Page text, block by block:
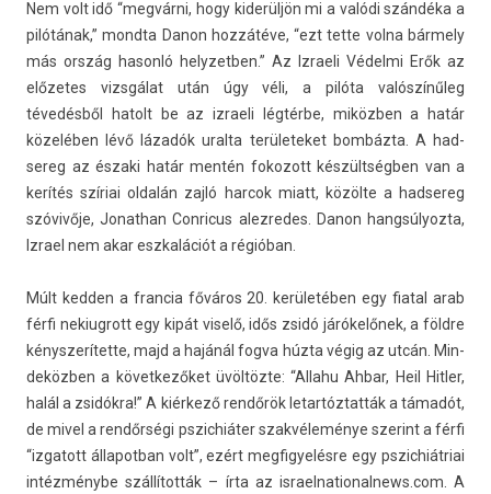
Nem volt idő “megvárni, hogy kiderüljön mi a valódi szándéka a
pilótának,” mondta Danon hozzátéve, “ezt tette volna bármely
más ország hasonló helyzetb­en.” Az Iz­raeli Védelmi Erők az
előzetes vizsgálat után úgy véli, a pilóta valószínűleg
tévedésből hatolt be az iz­raeli légtérbe, miközben a határ
közelében lévő lázadók ural­ta területeket bombázta. A had­
sereg az északi határ mentén fokozott készültségben van a
kerítés szíriai oldalán zajló har­cok miatt, közölte a had­sereg
szóvivője, Jonat­han Con­ricus al­ez­redes. Danon han­gsúlyoz­ta,
Iz­rael nem akar eszkalációt a régióban.
Múlt kedd­en a fran­cia főváros 20. kerületében egy fiat­al arab
férfi nekiug­rott egy kipát viselő, idős zsidó járókelőnek, a földre
kénys­zerítet­te, majd a hajánál fogva húzta végig az utcán. Min­
deközb­en a követ­kezőket üvöltözte: “Al­lahu Ahbar, Heil Hitl­er,
halál a zsidókra!” A kiérkező rendőrök letar­tóztat­ták a támadót,
de mivel a rendőrségi pszic­hiát­er szakvéleménye szerint a férfi
“iz­gatott állapot­ban volt”, ezért meg­figyelés­re egy pszic­hiát­riai
intézménybe szállították – írta az is­rael­national­news.com . A